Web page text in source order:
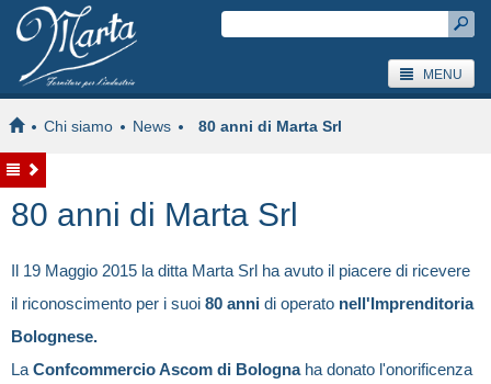
MENU
Chi siamo News 80 anni di Marta Srl
80 anni di Marta Srl
Il 19 Maggio 2015 la ditta Marta Srl ha avuto il piacere di ricevere
il riconoscimento per i suoi 80 anni di operato nell'Imprenditoria
Bolognese.
La Confcommercio Ascom di Bolognaha donato l'onorificenza